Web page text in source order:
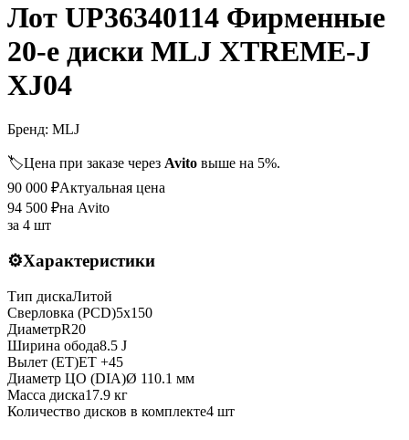
Лот UP36340114 Фирменные
20-е диски MLJ XTREME-J
XJ04
Бренд: MLJ
🏷️Цена при заказе через Avito выше на 5%.
90 000 ₽Актуальная цена
94 500 ₽на Avito
за 4 шт
⚙️Характеристики
Тип дискаЛитой
Сверловка (PCD)5x150
ДиаметрR20
Ширина обода8.5 J
Вылет (ET)ET +45
Диаметр ЦО (DIA)Ø 110.1 мм
Масса диска17.9 кг
Количество дисков в комплекте4 шт